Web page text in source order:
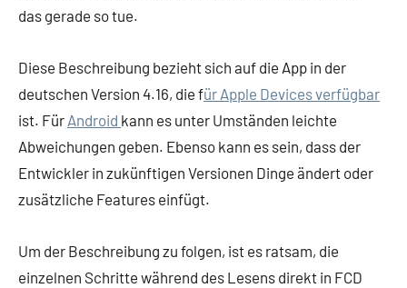
das gerade so tue.
Diese Beschreibung bezieht sich auf die App in der
deutschen Version 4.16, die für Apple Devices verfügbar
ist. Für Android kann es unter Umständen leichte
Abweichungen geben. Ebenso kann es sein, dass der
Entwickler in zukünftigen Versionen Dinge ändert oder
zusätzliche Features einfügt.
Um der Beschreibung zu folgen, ist es ratsam, die
einzelnen Schritte während des Lesens direkt in FCD